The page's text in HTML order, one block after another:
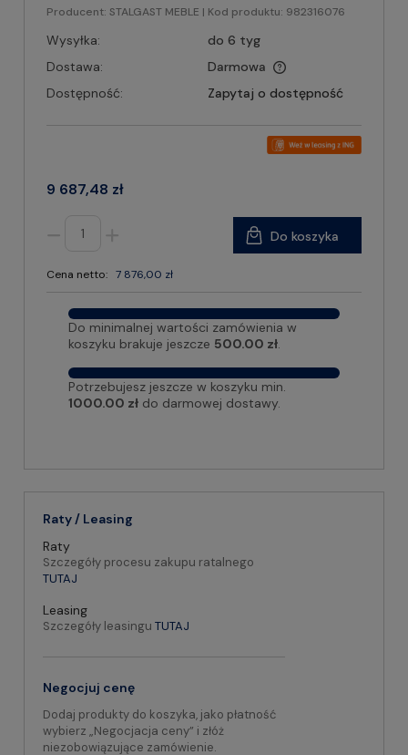
Producent: STALGAST MEBLE | Kod produktu: 982316076
Wysyłka:
do 6 tyg
Dostawa:
Darmowa
Dostępność:
Zapytaj o dostępność
9 687,48 zł
Cena netto: 7 876,00 zł
Do koszyka
Do minimalnej wartości zamówienia w
koszyku brakuje jeszcze 500.00 zł.
Potrzebujesz jeszcze w koszyku min.
1000.00 zł do darmowej dostawy.
Raty / Leasing
Raty
Szczegóły procesu zakupu ratalnego
TUTAJ
Leasing
Szczegóły leasingu TUTAJ
Negocjuj cenę
Dodaj produkty do koszyka, jako płatność
wybierz „Negocjacja ceny” i złóż
niezobowiązujące zamówienie.